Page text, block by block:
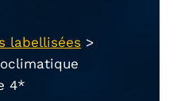
labellisées >
4*